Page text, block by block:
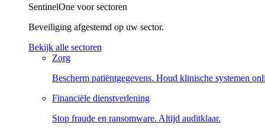
SentinelOne voor sectoren
Beveiliging afgestemd op uw sector.
Bekijk alle sectoren
Zorg
Bescherm patiëntgegevens. Houd klinische systemen
Financiële dienstverlening
Stop fraude en ransomware. Altijd auditklaar.